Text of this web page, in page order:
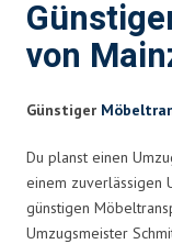
von
Günstiger
Du planst einen
einem zuverlässigen
günstigen
Umzugsmeister